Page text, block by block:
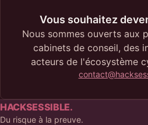
Vous souhaitez
Nous sommes ouverts aux
cabinets de conseil, des
acteurs de l'écosystème
HACKSESSIBLE.
Du risque à la preuve.